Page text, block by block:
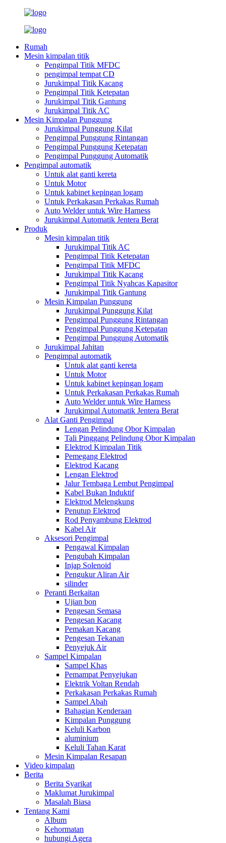
Rumah
Mesin kimpalan titik
Pengimpal Titik MFDC
pengimpal tempat CD
Jurukimpal Titik Kacang
Pengimpal Titik Ketepatan
Jurukimpal Titik Gantung
Jurukimpal Titik AC
Mesin Kimpalan Punggung
Jurukimpal Punggung Kilat
Pengimpal Punggung Rintangan
Pengimpal Punggung Ketepatan
Pengimpal Punggung Automatik
Pengimpal automatik
Untuk alat ganti kereta
Untuk Motor
Untuk kabinet kepingan logam
Untuk Perkakasan Perkakas Rumah
Auto Welder untuk Wire Harness
Jurukimpal Automatik Jentera Berat
Produk
Mesin kimpalan titik
Jurukimpal Titik AC
Pengimpal Titik Ketepatan
Pengimpal Titik MFDC
Jurukimpal Titik Kacang
Pengimpal Titik Nyahcas Kapasitor
Jurukimpal Titik Gantung
Mesin Kimpalan Punggung
Jurukimpal Punggung Kilat
Pengimpal Punggung Rintangan
Pengimpal Punggung Ketepatan
Pengimpal Punggung Automatik
Jurukimpal Jahitan
Pengimpal automatik
Untuk alat ganti kereta
Untuk Motor
Untuk kabinet kepingan logam
Untuk Perkakasan Perkakas Rumah
Auto Welder untuk Wire Harness
Jurukimpal Automatik Jentera Berat
Alat Ganti Pengimpal
Lengan Pelindung Obor Kimpalan
Tali Pinggang Pelindung Obor Kimpalan
Elektrod Kimpalan Titik
Pemegang Elektrod
Elektrod Kacang
Lengan Elektrod
Jalur Tembaga Lembut Pengimpal
Kabel Bukan Induktif
Elektrod Melengkung
Penutup Elektrod
Rod Penyambung Elektrod
Kabel Air
Aksesori Pengimpal
Pengawal Kimpalan
Pengubah Kimpalan
Injap Solenoid
Pengukur Aliran Air
silinder
Peranti Berkaitan
Ujian bon
Pengesan Semasa
Pengesan Kacang
Pemakan Kacang
Pengesan Tekanan
Penyejuk Air
Sampel Kimpalan
Sampel Khas
Pemampat Penyejukan
Elektrik Voltan Rendah
Perkakasan Perkakas Rumah
Sampel Abah
Bahagian Kenderaan
Kimpalan Punggung
Keluli Karbon
aluminium
Keluli Tahan Karat
Mesin Kimpalan Resapan
Video kimpalan
Berita
Berita Syarikat
Maklumat Jurukimpal
Masalah Biasa
Tentang Kami
Album
Kehormatan
hubungi Agera